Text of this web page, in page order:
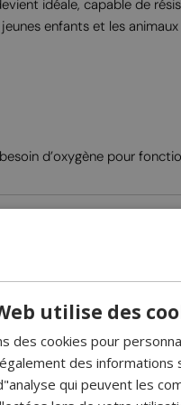
idéale, capable de
enfants et les
d’oxygène pour
utilise des
des cookies pour
des
qui peuvent les